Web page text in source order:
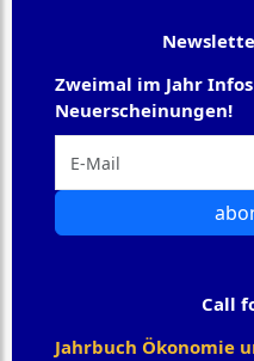
Zweimal im Jahr
Neuerscheinungen!
Call
Jahrbuch Ökonomie